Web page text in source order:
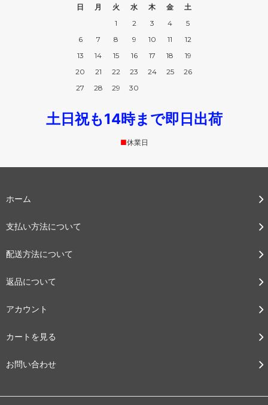
日
月 火 水 木 金
土
1
2 3 4
5
6
7 8 9 10 11
12
13
14 15 16 17 18
19
20
21 22 23 24 25
26
27
28 29 30
土日祝も14時まで即日出荷
■休業日
ホーム
支払い方法について
配送方法について
返品について
アカウント
カートを見る
お問い合わせ